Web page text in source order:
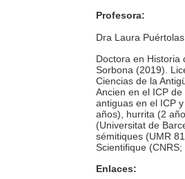
Profesora:
Dra Laura
Doctora en Historia
Sorbona (2019).
Ciencias de la
Ancien en el ICP
antiguas en el ICP
años), hurrita (2
(Universitat de
sémitiques (UMR
Scientifique
Enlaces: